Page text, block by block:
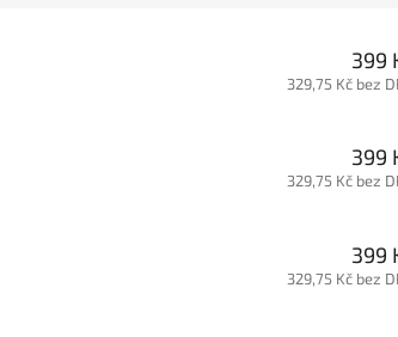
399
329,75 Kč bez
399
329,75 Kč bez
399
329,75 Kč bez